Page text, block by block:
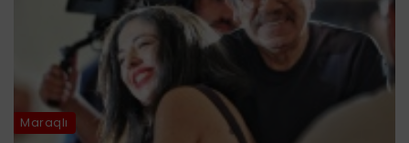
Maraqlı